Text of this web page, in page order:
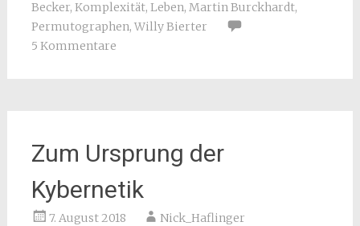
Becker, Komplexität, Leben, Martin Burckhardt,
Permutographen, Willy Bierter
5 Kommentare
Zum Ursprung der
Kybernetik
7. August 2018 Nick_Haflinger